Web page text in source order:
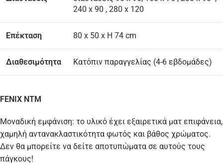
240 x 90 , 280 x 120
Επέκταση 80 x 50 x H 74 cm
Διαθεσιμότητα Κατόπιν παραγγελίας (4-6 εβδομάδες)
FENIX NTM
Μοναδική εμφάνιση: το υλικό έχει εξαιρετικά ματ επιφάνεια,
χαμηλή αντανακλαστικότητα φωτός και βάθος χρώματος.
Δεν θα μπορείτε να δείτε αποτυπώματα σε αυτούς τους
πάγκους!